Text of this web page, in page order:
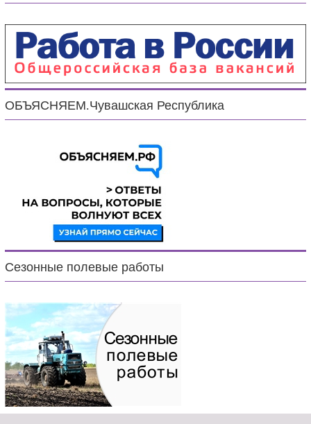
ОБЪЯСНЯЕМ.Чувашская Республика
Сезонные полевые работы